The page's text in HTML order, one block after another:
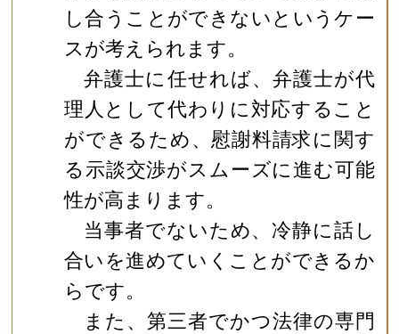
し合うことができないというケー
スが考えられます。
弁護士に任せれば、弁護士が代
理人として代わりに対応すること
ができるため、慰謝料請求に関す
る示談交渉がスムーズに進む可能
性が高まります。
当事者でないため、冷静に話し
合いを進めていくことができるか
らです。
また、第三者でかつ法律の専門